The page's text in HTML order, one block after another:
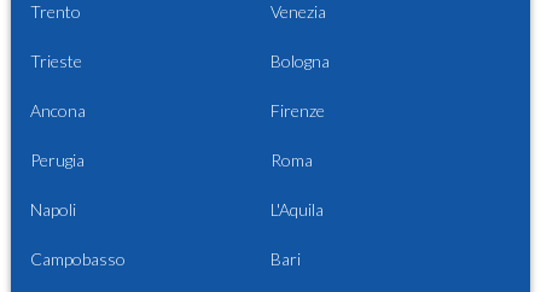
Trento Venezia
Trieste Bologna
Ancona Firenze
Perugia Roma
Napoli L'Aquila
Campobasso Bari